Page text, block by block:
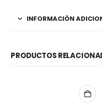
INFORMACIÓN
PRODUCTOS